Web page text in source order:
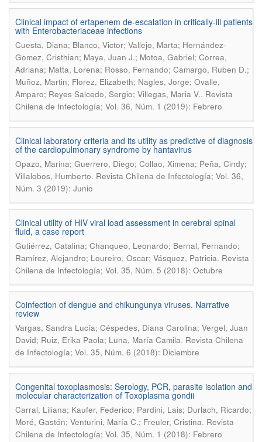
Clinical impact of ertapenem de-escalation in critically-ill patients
with Enterobacteriaceae infections
Cuesta, Diana; Blanco, Victor; Vallejo, Marta; Hernández-
Gomez, Cristhian; Maya, Juan J.; Motoa, Gabriel; Correa,
Adriana; Matta, Lorena; Rosso, Fernando; Camargo, Ruben D.;
Muñoz, Martin; Florez, Elizabeth; Nagles, Jorge; Ovalle,
Amparo; Reyes Salcedo, Sergio; Villegas, Maria V.. Revista
Chilena de Infectología; Vol. 36, Núm. 1 (2019): Febrero
Clinical laboratory criteria and its utility as predictive of diagnosis
of the cardiopulmonary syndrome by hantavirus
Opazo, Marina; Guerrero, Diego; Collao, Ximena; Peña, Cindy;
Villalobos, Humberto. Revista Chilena de Infectología; Vol. 36,
Núm. 3 (2019): Junio
Clinical utility of HIV viral load assessment in cerebral spinal
fluid, a case report
Gutiérrez, Catalina; Chanqueo, Leonardo; Bernal, Fernando;
Ramírez, Alejandro; Loureiro, Oscar; Vásquez, Patricia. Revista
Chilena de Infectología; Vol. 35, Núm. 5 (2018): Octubre
Coinfection of dengue and chikungunya viruses. Narrative
review
Vargas, Sandra Lucía; Céspedes, Diana Carolina; Vergel, Juan
David; Ruiz, Erika Paola; Luna, María Camila. Revista Chilena
de Infectología; Vol. 35, Núm. 6 (2018): Diciembre
Congenital toxoplasmosis: Serology, PCR, parasite isolation and
molecular characterization of Toxoplasma gondii
Carral, Liliana; Kaufer, Federico; Pardini, Lais; Durlach, Ricardo;
Moré, Gastón; Venturini, María C.; Freuler, Cristina. Revista
Chilena de Infectología; Vol. 35, Núm. 1 (2018): Febrero